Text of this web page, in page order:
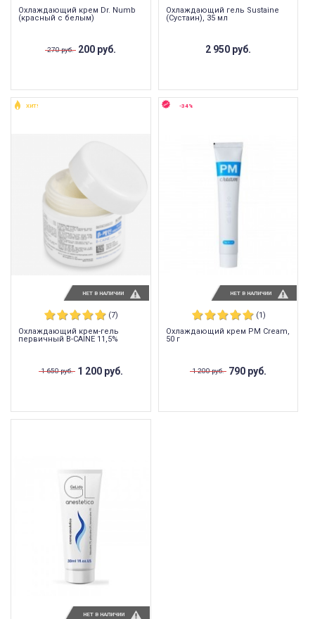
Охлаждающий крем Dr. Numb
(красный с белым)
270 руб. 200 руб.
Охлаждающий гель Sustaine
(Сустаин), 35 мл
2 950 руб.
(7)
Охлаждающий крем-гель
первичный B-CAINE 11,5%
1 650 руб. 1 200 руб.
НЕТ В НАЛИЧИИ
ХИТ!
(1)
Охлаждающий крем PM Cream,
50 г
1 200 руб. 790 руб.
НЕТ В НАЛИЧИИ
-34%
НЕТ В НАЛИЧИИ